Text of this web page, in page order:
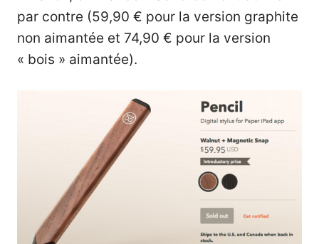
par contre (59,90 € pour la version graphite
non aimantée et 74,90 € pour la version
« bois » aimantée).